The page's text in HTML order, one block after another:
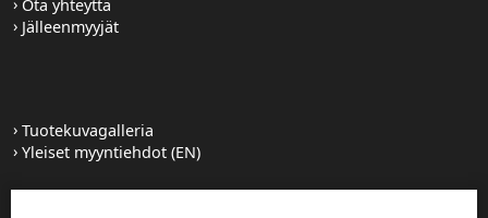
Ota yhteyttä
Jälleenmyyjät
Tuotekuvagalleria
Yleiset myyntiehdot (EN)